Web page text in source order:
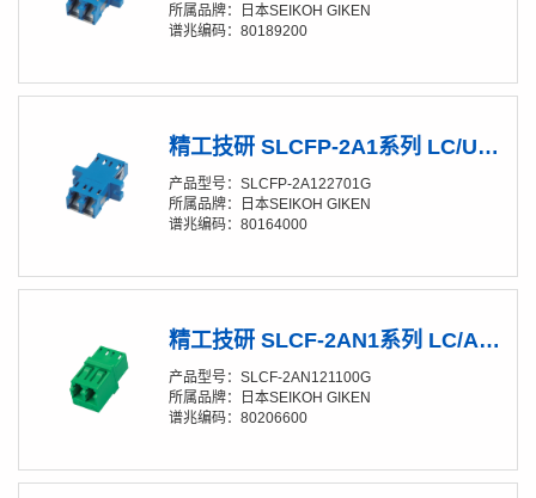
所属品牌：日本SEIKOH GIKEN
谱兆编码：80189200
精工技研 SLCFP-2A1系列 LC/UPC双联适配器
产品型号：SLCFP-2A122701G
所属品牌：日本SEIKOH GIKEN
谱兆编码：80164000
精工技研 SLCF-2AN1系列 LC/APC双联适配器
产品型号：SLCF-2AN121100G
所属品牌：日本SEIKOH GIKEN
谱兆编码：80206600